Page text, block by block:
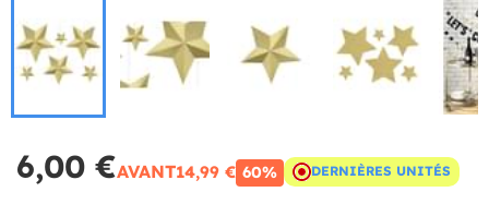
6,00 €AVANT14,99 € 60% DERNIÈRES UNITÉS